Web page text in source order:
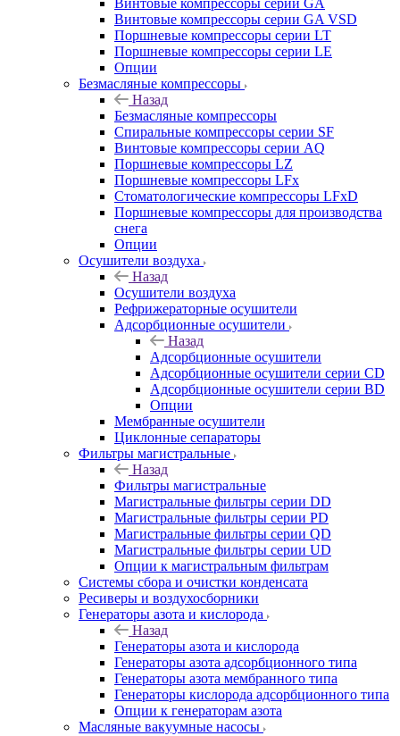
Винтовые компрессоры cерии GA
Винтовые компрессоры cерии GA VSD
Поршневые компрессоры серии LT
Поршневые компрессоры серии LE
Опции
Безмасляные компрессоры
Назад
Безмасляные компрессоры
Спиральные компрессоры серии SF
Винтовые компрессоры серии AQ
Поршневые компрессоры LZ
Поршневые компрессоры LFx
Стоматологические компрессоры LFxD
Поршневые компрессоры для производства
снега
Опции
Осушители воздуха
Назад
Осушители воздуха
Рефрижераторные осушители
Адсорбционные осушители
Назад
Адсорбционные осушители
Адсорбционные осушители серии CD
Адсорбционные осушители серии BD
Опции
Мембранные осушители
Циклонные сепараторы
Фильтры магистральные
Назад
Фильтры магистральные
Магистральные фильтры серии DD
Магистральные фильтры серии PD
Магистральные фильтры серии QD
Магистральные фильтры серии UD
Опции к магистральным фильтрам
Системы сбора и очистки конденсата
Ресиверы и воздухосборники
Генераторы азота и кислорода
Назад
Генераторы азота и кислорода
Генераторы азота адсорбционного типа
Генераторы азота мембранного типа
Генераторы кислорода адсорбционного типа
Опции к генераторам азота
Масляные вакуумные насосы